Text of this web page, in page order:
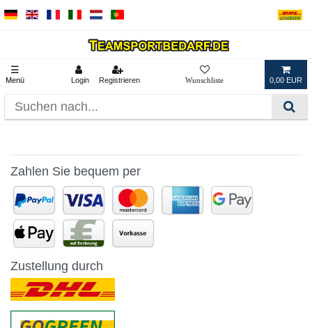
☰
Menü Login Registrieren 0,00 EUR
Zahlen Sie bequem per
Zustellung durch